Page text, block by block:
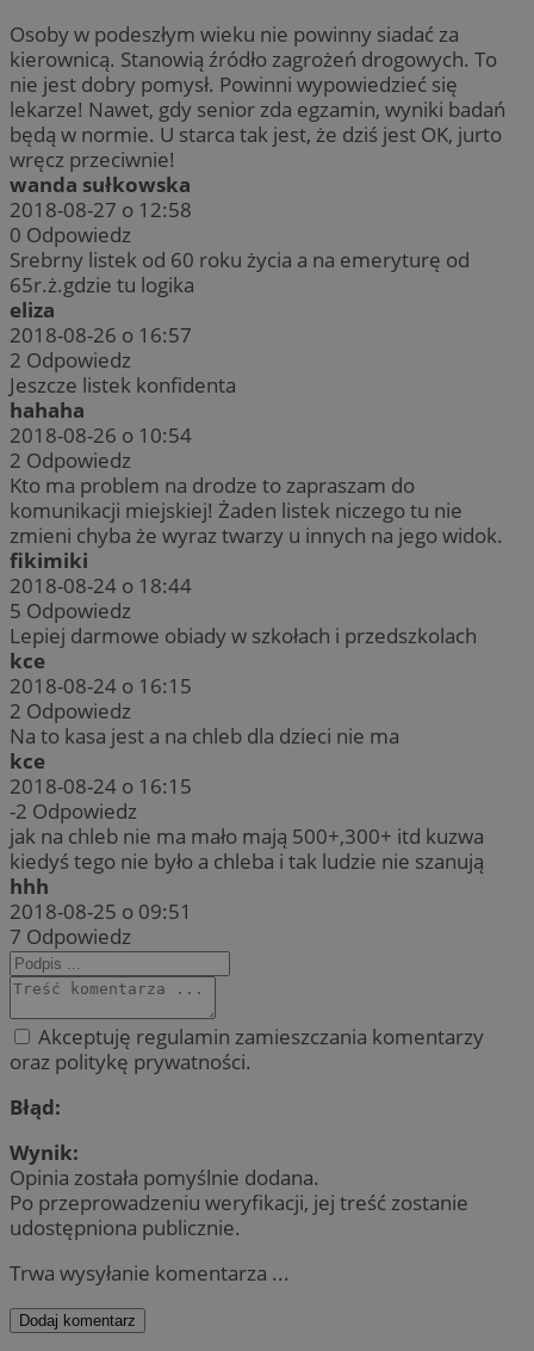
Osoby w podeszłym wieku nie powinny siadać za
kierownicą. Stanowią źródło zagrożeń drogowych. To
nie jest dobry pomysł. Powinni wypowiedzieć się
lekarze! Nawet, gdy senior zda egzamin, wyniki badań
będą w normie. U starca tak jest, że dziś jest OK, jurto
wręcz przeciwnie!
wanda sułkowska
2018-08-27 o 12:58
0 Odpowiedz
Srebrny listek od 60 roku życia a na emeryturę od
65r.ż.gdzie tu logika
eliza
2018-08-26 o 16:57
2 Odpowiedz
Jeszcze listek konfidenta
hahaha
2018-08-26 o 10:54
2 Odpowiedz
Kto ma problem na drodze to zapraszam do
komunikacji miejskiej! Żaden listek niczego tu nie
zmieni chyba że wyraz twarzy u innych na jego widok.
fikimiki
2018-08-24 o 18:44
5 Odpowiedz
Lepiej darmowe obiady w szkołach i przedszkolach
kce
2018-08-24 o 16:15
2 Odpowiedz
Na to kasa jest a na chleb dla dzieci nie ma
kce
2018-08-24 o 16:15
-2 Odpowiedz
jak na chleb nie ma mało mają 500+,300+ itd kuzwa
kiedyś tego nie było a chleba i tak ludzie nie szanują
hhh
2018-08-25 o 09:51
7 Odpowiedz
Akceptuję regulamin zamieszczania komentarzy
oraz politykę prywatności.
Błąd:
Wynik:
Opinia została pomyślnie dodana.
Po przeprowadzeniu weryfikacji, jej treść zostanie
udostępniona publicznie.
Trwa wysyłanie komentarza ...
Dodaj komentarz